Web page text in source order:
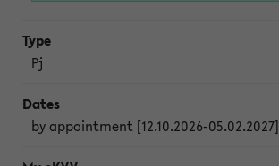
Pj
by appointment [12.10.2026-05.02.2027]